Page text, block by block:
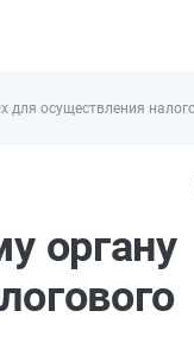
осуществления
органу